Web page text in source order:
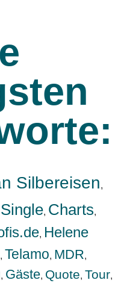
Silbereisen,
, Charts,
, Helene
, Telamo, MDR,
, Gäste, Quote, Tour,